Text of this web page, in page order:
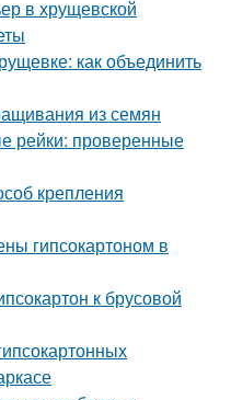
в хрущевской
как объединить
из семян
рейки: проверенные
крепления
гипсокартоном в
к брусовой